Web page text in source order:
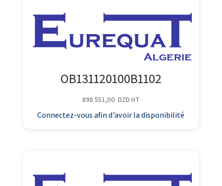
OB131120100B1102
898 551,00 DZD HT
Connectez-vous afin d’avoir la disponibilité